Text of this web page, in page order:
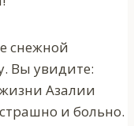
снежной
Вы увидите:
Азалии
и больно.